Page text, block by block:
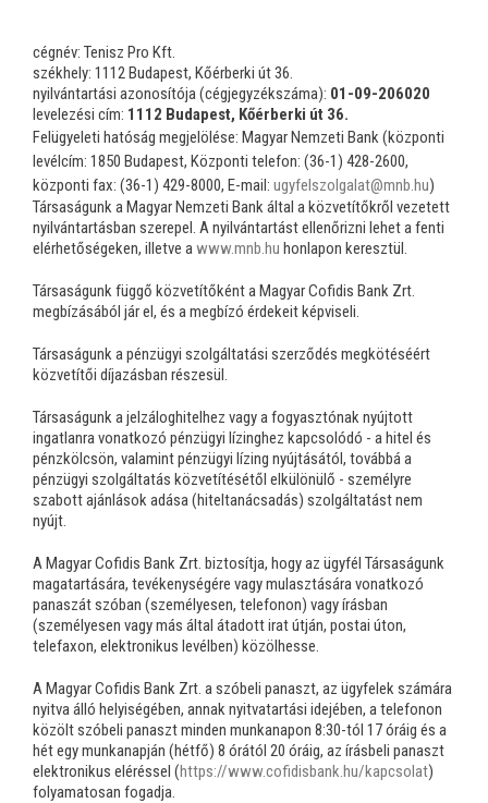
cégnév: Tenisz Pro Kft.
székhely: 1112 Budapest, Kőérberki út 36.
nyilvántartási azonosítója (cégjegyzékszáma): 01-09-206020
levelezési cím: 1112 Budapest, Kőérberki út 36.
Felügyeleti hatóság megjelölése: Magyar Nemzeti Bank (központi
levélcím: 1850 Budapest, Központi telefon: (36-1) 428-2600,
központi fax: (36-1) 429-8000, E-mail: ugyfelszolgalat@mnb.hu)
Társaságunk a Magyar Nemzeti Bank által a közvetítőkről vezetett
nyilvántartásban szerepel. A nyilvántartást ellenőrizni lehet a fenti
elérhetőségeken, illetve a www.mnb.hu honlapon keresztül.
Társaságunk függő közvetítőként a Magyar Cofidis Bank Zrt.
megbízásából jár el, és a megbízó érdekeit képviseli.
Társaságunk a pénzügyi szolgáltatási szerződés megkötéséért
közvetítői díjazásban részesül.
Társaságunk a jelzáloghitelhez vagy a fogyasztónak nyújtott
ingatlanra vonatkozó pénzügyi lízinghez kapcsolódó - a hitel és
pénzkölcsön, valamint pénzügyi lízing nyújtásától, továbbá a
pénzügyi szolgáltatás közvetítésétől elkülönülő - személyre
szabott ajánlások adása (hiteltanácsadás) szolgáltatást nem
nyújt.
A Magyar Cofidis Bank Zrt. biztosítja, hogy az ügyfél Társaságunk
magatartására, tevékenységére vagy mulasztására vonatkozó
panaszát szóban (személyesen, telefonon) vagy írásban
(személyesen vagy más által átadott irat útján, postai úton,
telefaxon, elektronikus levélben) közölhesse.
A Magyar Cofidis Bank Zrt. a szóbeli panaszt, az ügyfelek számára
nyitva álló helyiségében, annak nyitvatartási idejében, a telefonon
közölt szóbeli panaszt minden munkanapon 8:30-tól 17 óráig és a
hét egy munkanapján (hétfő) 8 órától 20 óráig, az írásbeli panaszt
elektronikus eléréssel (https://www.cofidisbank.hu/kapcsolat)
folyamatosan fogadja.